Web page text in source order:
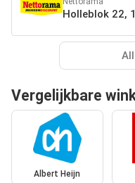
Holleblok 22,
Vergelijkbare
Albert Heijn